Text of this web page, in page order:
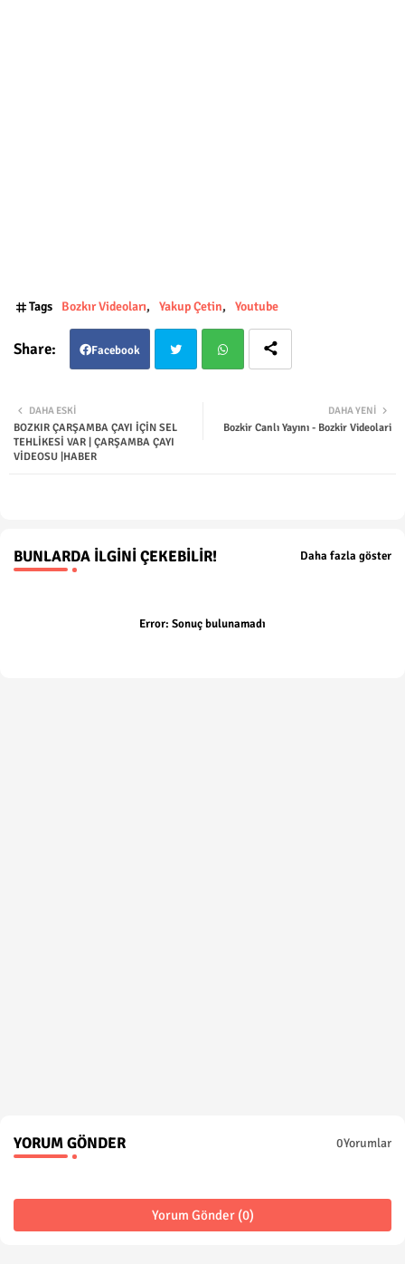
Tags Bozkır Videoları Yakup Çetin Youtube
Facebook
ter tsap
DAHA YENI
Bozkir Canlı Yayını - Bozkir Videolari
DAHA ESKI
BOZKIR ÇARŞAMBA ÇAYI İÇİN SEL
TEHLİKESİ VAR | ÇARŞAMBA ÇAYI
VİDEOSU |HABER
BUNLARDA İLGINI ÇEKEBILIR! Daha fazla göster
Error: Sonuç bulunamadı
YORUM GÖNDER 0Yorumlar
Yorum Gönder (0)